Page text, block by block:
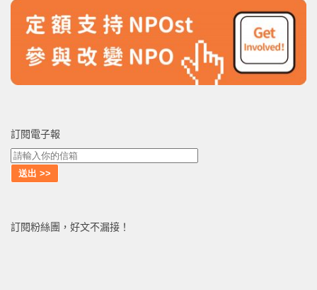
訂閱電子報
訂閱粉絲團，好文不漏接！